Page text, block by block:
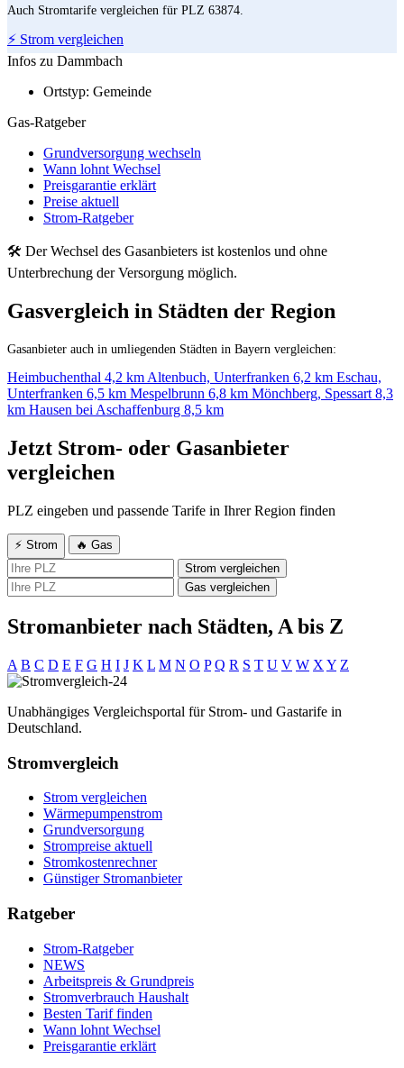
Auch Stromtarife vergleichen für PLZ 63874.
⚡ Strom vergleichen
Infos zu Dammbach
Ortstyp: Gemeinde
Gas-Ratgeber
Grundversorgung wechseln
Wann lohnt Wechsel
Preisgarantie erklärt
Preise aktuell
Strom-Ratgeber
🛠 Der Wechsel des Gasanbieters ist kostenlos und ohne
Unterbrechung der Versorgung möglich.
Gasvergleich in Städten der Region
Gasanbieter auch in umliegenden Städten in Bayern vergleichen:
Heimbuchenthal 4,2 km Altenbuch, Unterfranken 6,2 km Eschau,
Unterfranken 6,5 km Mespelbrunn 6,8 km Mönchberg, Spessart 8,3
km Hausen bei Aschaffenburg 8,5 km
Jetzt Strom- oder Gasanbieter
vergleichen
PLZ eingeben und passende Tarife in Ihrer Region finden
⚡ Strom
🔥 Gas
Strom vergleichen
Gas vergleichen
Stromanbieter nach Städten, A bis Z
A B C D E F G H I J K L M N O P Q R S T U V W X Y Z
Unabhängiges Vergleichsportal für Strom- und Gastarife in
Deutschland.
Stromvergleich
Strom vergleichen
Wärmepumpenstrom
Grundversorgung
Strompreise aktuell
Stromkostenrechner
Günstiger Stromanbieter
Ratgeber
Strom-Ratgeber
NEWS
Arbeitspreis & Grundpreis
Stromverbrauch Haushalt
Besten Tarif finden
Wann lohnt Wechsel
Preisgarantie erklärt